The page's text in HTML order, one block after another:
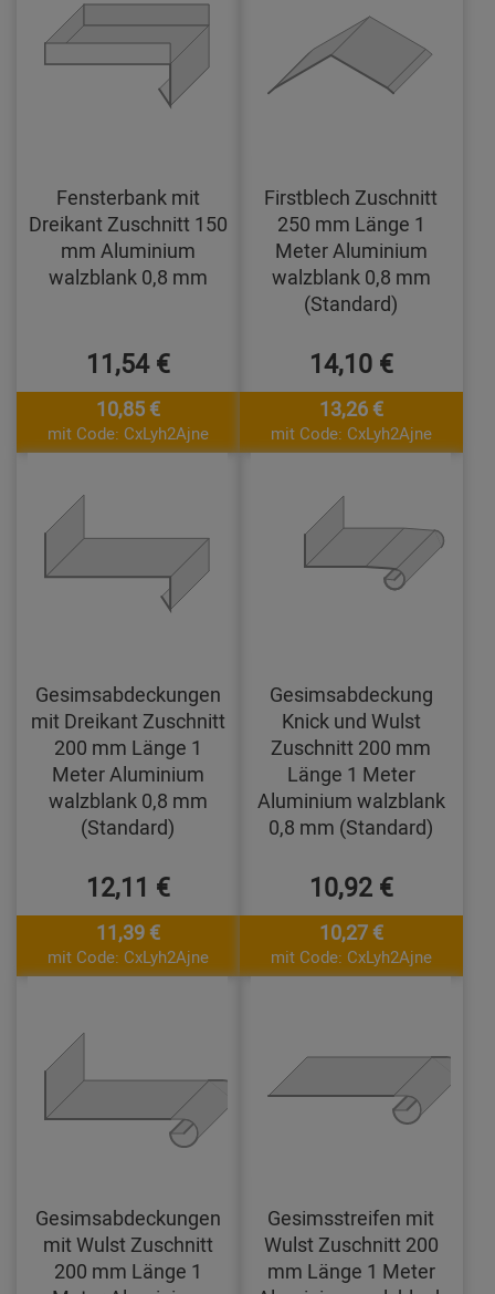
Fensterbank mit
Dreikant Zuschnitt 150
mm Aluminium
walzblank 0,8 mm
11,54 €
10,85 €
mit Code: CxLyh2Ajne
Firstblech Zuschnitt
250 mm Länge 1
Meter Aluminium
walzblank 0,8 mm
(Standard)
14,10 €
13,26 €
mit Code: CxLyh2Ajne
Gesimsabdeckungen
mit Dreikant Zuschnitt
200 mm Länge 1
Meter Aluminium
walzblank 0,8 mm
(Standard)
12,11 €
11,39 €
mit Code: CxLyh2Ajne
Gesimsabdeckung
Knick und Wulst
Zuschnitt 200 mm
Länge 1 Meter
Aluminium walzblank
0,8 mm (Standard)
10,92 €
10,27 €
mit Code: CxLyh2Ajne
Gesimsabdeckungen
mit Wulst Zuschnitt
200 mm Länge 1
Gesimsstreifen mit
Wulst Zuschnitt 200
mm Länge 1 Meter